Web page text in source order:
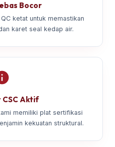
Bocor
ketat untuk memastikan
karet seal kedap air.
Aktif
memiliki plat sertifikasi
kekuatan struktural.